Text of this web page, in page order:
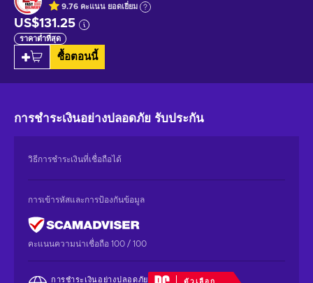
9.76 คะแนน ยอดเยี่ยม
US$131.25
ราคาต่ำที่สุด
ซื้อตอนนี้
การชำระเงินอย่างปลอดภัย รับประกัน
วิธีการชำระเงินที่เชื่อถือได้
การเข้ารหัสและการป้องกันข้อมูล
คะแนนความน่าเชื่อถือ 100 / 100
การชำระเงินอย่างปลอดภัย ตัวเลือก